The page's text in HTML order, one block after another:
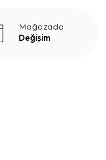
Mağazada
Değişim